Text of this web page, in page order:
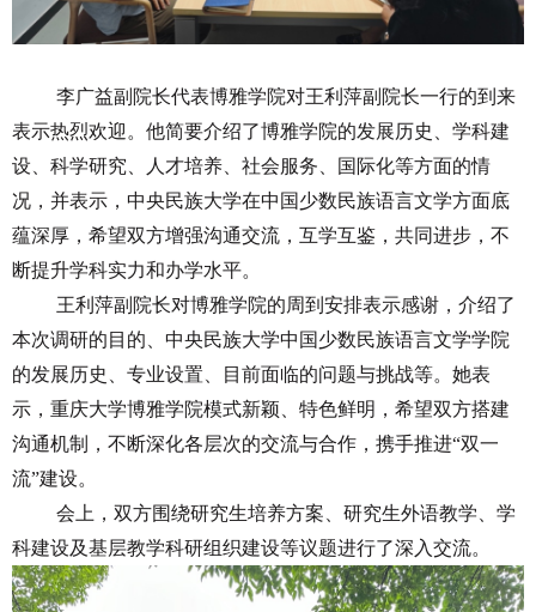
李广益副院长代表博雅学院对王利萍副院长一行的到来
表示热烈欢迎。他简要介绍了博雅学院的发展历史、学科建
设、科学研究、人才培养、社会服务、国际化等方面的情
况，并表示，中央民族大学在中国少数民族语言文学方面底
蕴深厚，希望双方增强沟通交流，互学互鉴，共同进步，不
断提升学科实力和办学水平。
王利萍副院长对博雅学院的周到安排表示感谢，介绍了
本次调研的目的、中央民族大学中国少数民族语言文学学院
的发展历史、专业设置、目前面临的问题与挑战等。她表
示，重庆大学博雅学院模式新颖、特色鲜明，希望双方搭建
沟通机制，不断深化各层次的交流与合作，携手推进“双一
流”建设。
会上，双方围绕研究生培养方案、研究生外语教学、学
科建设及基层教学科研组织建设等议题进行了深入交流。